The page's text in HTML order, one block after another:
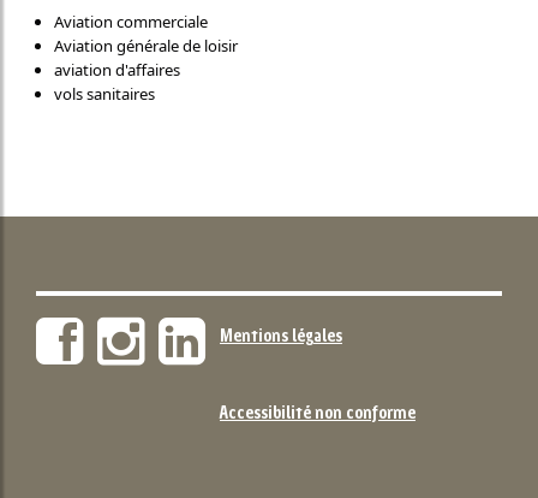
Aviation commerciale
Aviation générale de loisir
aviation d'affaires
vols sanitaires
Mentions légales
Accessibilité non conforme